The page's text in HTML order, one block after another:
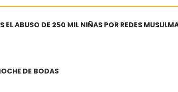
ABUSO DE 250 MIL NIÑAS POR REDES
DE BODAS